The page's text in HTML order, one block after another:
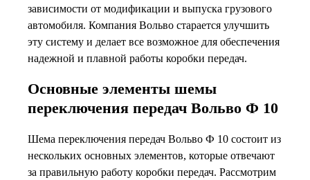
зависимости от модификации и выпуска грузового
автомобиля. Компания Вольво старается улучшить
эту систему и делает все возможное для обеспечения
надежной и плавной работы коробки передач.
Основные элементы шемы
переключения передач Вольво Ф 10
Шема переключения передач Вольво Ф 10 состоит из
нескольких основных элементов, которые отвечают
за правильную работу коробки передач. Рассмотрим